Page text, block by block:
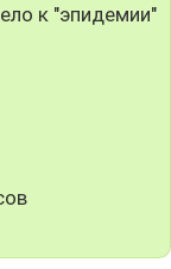
к "эпидемии"